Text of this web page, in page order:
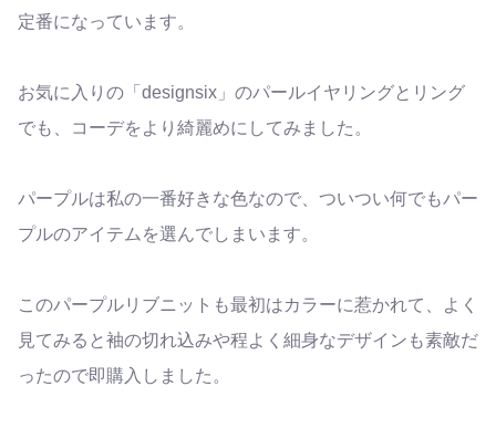
定番になっています。
お気に入りの「designsix」のパールイヤリングとリング
でも、コーデをより綺麗めにしてみました。
パープルは私の一番好きな色なので、ついつい何でもパー
プルのアイテムを選んでしまいます。
このパープルリブニットも最初はカラーに惹かれて、よく
見てみると袖の切れ込みや程よく細身なデザインも素敵だ
ったので即購入しました。